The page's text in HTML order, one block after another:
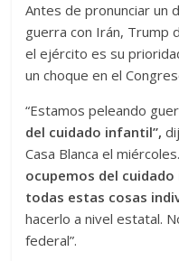
Antes de pronunciar un
guerra con Irán, Trump
el ejército es su
un choque en el
“Estamos peleando
del cuidado infantil”,
Casa Blanca el
ocupemos del
todas estas cosas
hacerlo a nivel estatal.
federal”.